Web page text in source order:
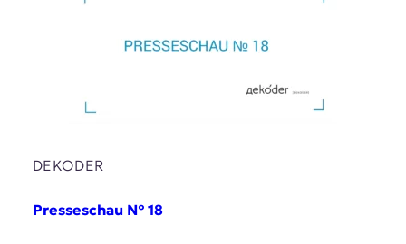
DEKODER
Presseschau № 18